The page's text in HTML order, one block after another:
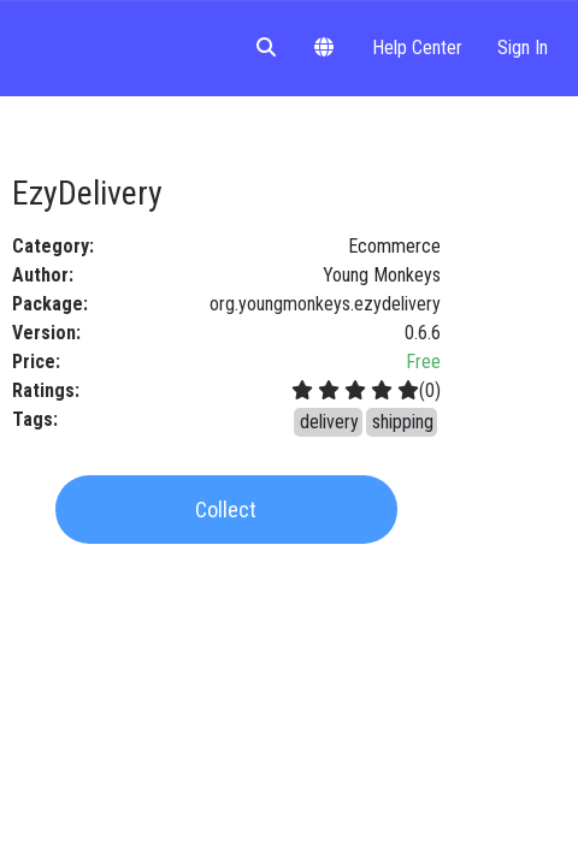
Help Center Sign In
EzyDelivery
Category:
Ecommerce
Author:
Young Monkeys
Package:
org.youngmonkeys.ezydelivery
Version:
0.6.6
Price:
Free
Ratings: (0)
Tags: delivery shipping
Collect